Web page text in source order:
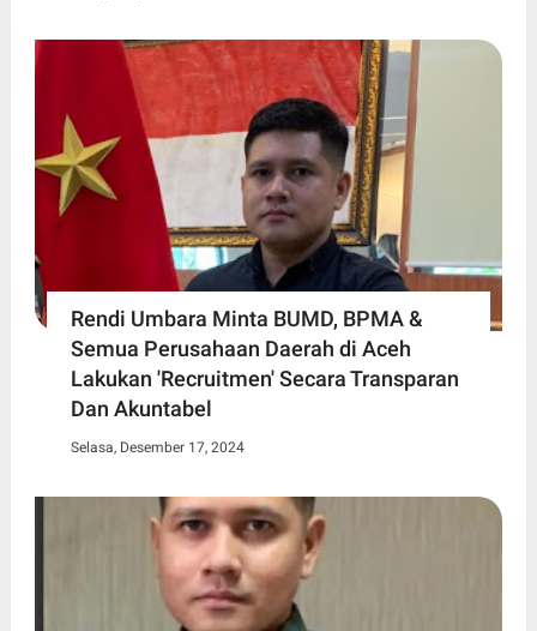
Rendi Umbara Minta BUMD, BPMA &
Semua Perusahaan Daerah di Aceh
Lakukan 'Recruitmen' Secara Transparan
Dan Akuntabel
Selasa, Desember 17, 2024